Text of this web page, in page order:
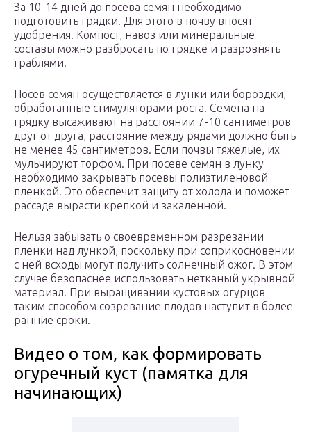
За 10-14 дней до посева семян необходимо
подготовить грядки. Для этого в почву вносят
удобрения. Компост, навоз или минеральные
составы можно разбросать по грядке и разровнять
граблями.
Посев семян осуществляется в лунки или бороздки,
обработанные стимуляторами роста. Семена на
грядку высаживают на расстоянии 7-10 сантиметров
друг от друга, расстояние между рядами должно быть
не менее 45 сантиметров. Если почвы тяжелые, их
мульчируют торфом. При посеве семян в лунку
необходимо закрывать посевы полиэтиленовой
пленкой. Это обеспечит защиту от холода и поможет
рассаде вырасти крепкой и закаленной.
Нельзя забывать о своевременном разрезании
пленки над лункой, поскольку при соприкосновении
с ней всходы могут получить солнечный ожог. В этом
случае безопаснее использовать нетканый укрывной
материал. При выращивании кустовых огурцов
таким способом созревание плодов наступит в более
ранние сроки.
Видео о том, как формировать
огуречный куст (памятка для
начинающих)